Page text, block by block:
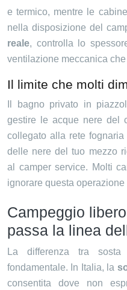
e termico, mentre le
nella disposizione del
reale, controlla lo
ventilazione meccanica
Il limite che molti
Il bagno privato in
gestire le acque nere del
collegato alla rete
delle nere del tuo mezzo
al camper service. Molti
ignorare questa
Campeggio
passa la linea
La differenza tra
fondamentale. In Italia, la
consentita dove non